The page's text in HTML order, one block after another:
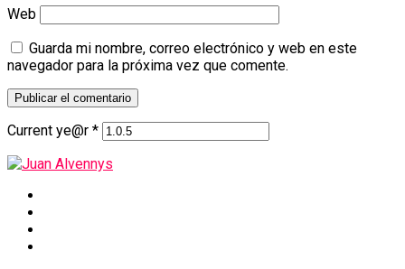
Web
Guarda mi nombre, correo electrónico y web en este
navegador para la próxima vez que comente.
Current ye@r *